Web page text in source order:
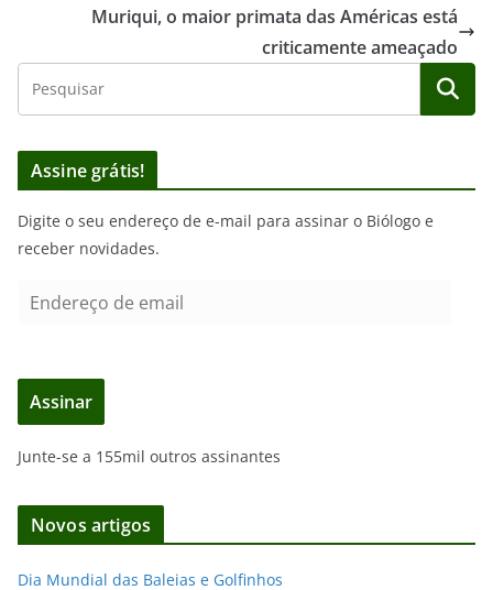
Muriqui, o maior primata das Américas está
criticamente ameaçado
Assine grátis!
Digite o seu endereço de e-mail para assinar o Biólogo e
receber novidades.
e
e
ç
d
Assinar
Junte-se a 155mil outros assinantes
Novos artigos
Dia Mundial das Baleias e Golfinhos